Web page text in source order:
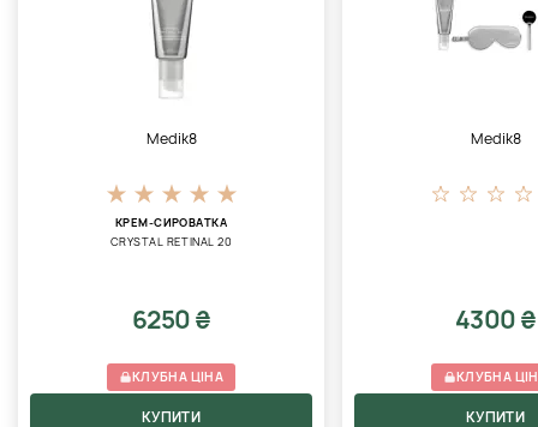
Medik8
КРЕМ-СИРОВАТКА
CRYSTAL RETINAL 20
6250 ₴
КЛУБНА ЦІНА
КУПИТИ
Medik8
4300 ₴
КЛУБНА
КУПИТИ